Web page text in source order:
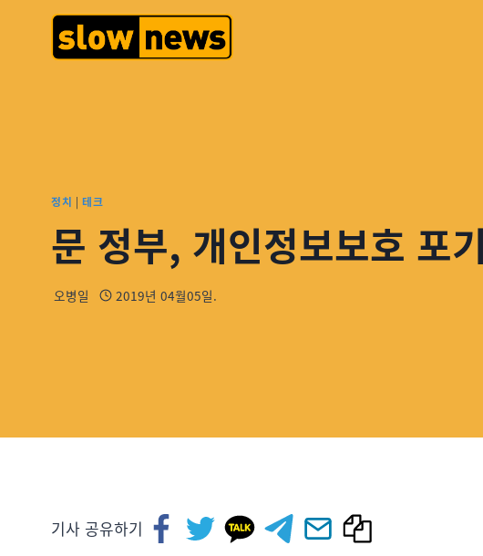
정치 | 테크
문 정부, 개인정보보호 포
오병일 2019년 04월05일.
기사 공유하기